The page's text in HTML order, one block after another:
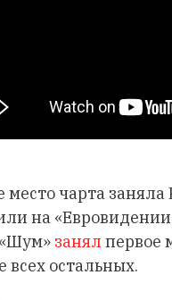
место чарта
на
занял первое
всех остальных.